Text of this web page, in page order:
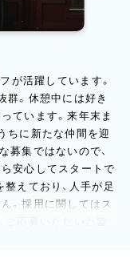
が活躍しています。
群。休憩中には好き
ています。来年末ま
ちに新たな仲間を迎
募集ではないので、
安心してスタートで
えており、人手が足
。採用に関してはス
ご応募いただいた皆